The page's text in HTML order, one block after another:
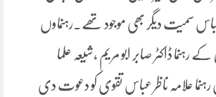
سمیت دیگر بھی موجود تھے۔رہنماوں
رہنما ڈاکٹر صابر ابو مریم ،شیعہ علما
علامہ ناظر عباس تقوی کو دعوت دی